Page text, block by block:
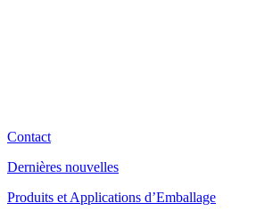
Contact
Dernières nouvelles
Produits et Applications d’Emballage